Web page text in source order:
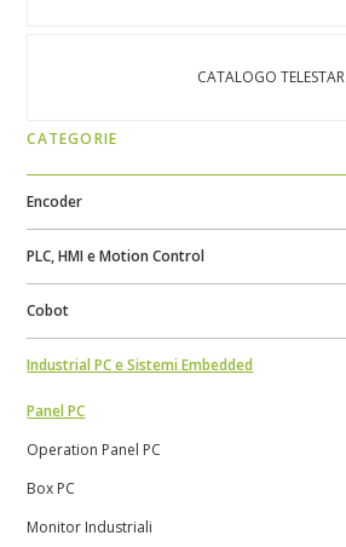
CATALOGO TELESTAR
CATEGORIE
Encoder
PLC, HMI e Motion Control
Cobot
Industrial PC e Sistemi Embedded
Panel PC
Operation Panel PC
Box PC
Monitor Industriali